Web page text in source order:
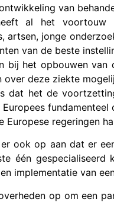
van
al het voortouw
artsen, jonge
van de beste
bij het opbouwen van
over deze ziekte
dat het de
fundamenteel
Europese regeringen
ook op aan dat er
één gespecialiseerd
implementatie van
op om een